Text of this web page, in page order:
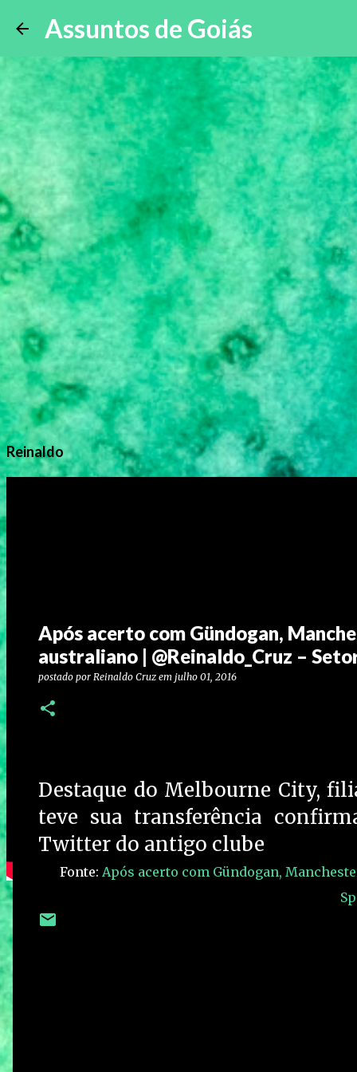
Assuntos de Goiás
Reinaldo
Após acerto com Gündogan,
australiano | @Reinaldo_Cruz –
postado por Reinaldo Cruz em julho 01, 2016
Destaque do Melbourne City,
teve sua transferência
Twitter do antigo clube
Fonte: Após acerto com Gündogan,